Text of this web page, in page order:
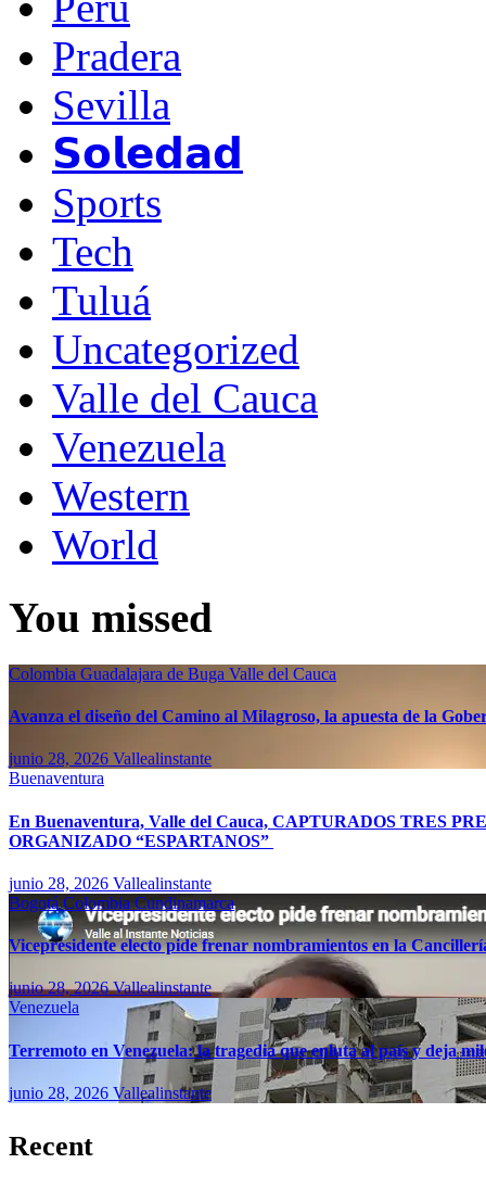
Pradera
Sevilla
𝗦𝗼𝗹𝗲𝗱𝗮𝗱
Sports
Tech
Tuluá
Uncategorized
Valle del Cauca
Venezuela
Western
World
You missed
Colombia Guadalajara de Buga Valle del Cauca
Avanza el diseño del Camino al Milagroso, la apuesta de la
junio 28, 2026 Vallealinstante
Buenaventura
En Buenaventura, Valle del Cauca, CAPTURADOS TRES
ORGANIZADO “ESPARTANOS”
junio 28, 2026 Vallealinstante
BogotáColombia Cundinamarca
Vicepresidente electo pide frenar nombramientos en la
junio 28, 2026Vallealinstante
Venezuela
Terremoto en Venezuela: la tragedia que enluta al país y deja
junio 28, 2026 Vallealinstante
Recent